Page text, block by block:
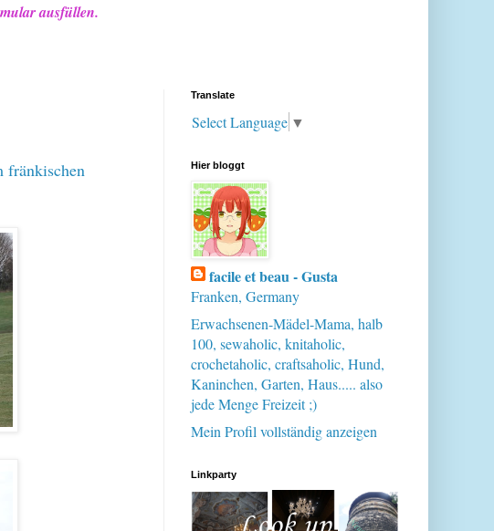
ausfüllen.
fränkischen
Translate
Select Language ▼
Hier bloggt
facile et beau - Gusta
Franken, Germany
Erwachsenen-Mädel-Mama, halb
100, sewaholic, knitaholic,
crochetaholic, craftsaholic, Hund,
Kaninchen, Garten, Haus..... also
jede Menge Freizeit ;)
Mein Profil vollständig anzeigen
Linkparty